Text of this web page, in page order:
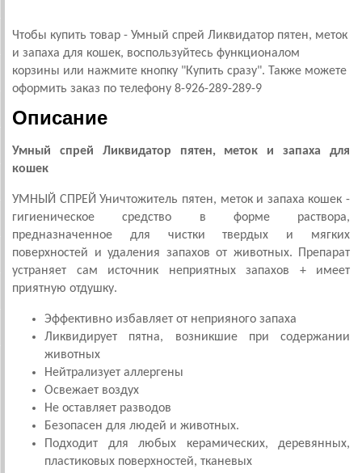
Чтобы купить товар - Умный спрей Ликвидатор пятен, меток
и запаха для кошек, воспользуйтесь функционалом
корзины или нажмите кнопку "Купить сразу". Также можете
оформить заказ по телефону 8-926-289-289-9
Описание
Умный спрей Ликвидатор пятен, меток и запаха для
кошек
УМНЫЙ СПРЕЙ Уничтожитель пятен, меток и запаха кошек -
гигиеническое средство в форме раствора,
предназначенное для чистки твердых и мягких
поверхностей и удаления запахов от животных. Препарат
устраняет сам источник неприятных запахов + имеет
приятную отдушку.
Эффективно избавляет от неприяного запаха
Ликвидирует пятна, возникшие при содержании
животных
Нейтрализует аллергены
Освежает воздух
Не оставляет разводов
Безопасен для людей и животных.
Подходит для любых керамических, деревянных,
пластиковых поверхностей, тканевых